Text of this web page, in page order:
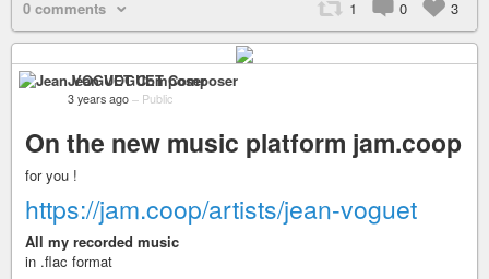
0 comments 1 0 3
Jean VOGUET Composer
3 years ago – Public
On the new music platform jam.coop
for you !
https://jam.coop/artists/jean-voguet
All my recorded music
in .flac format